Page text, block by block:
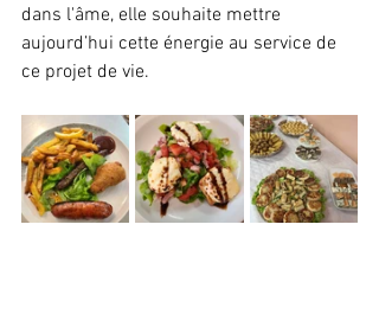
dans l'âme, elle souhaite mettre
aujourd’hui cette énergie au service de
ce projet de vie.